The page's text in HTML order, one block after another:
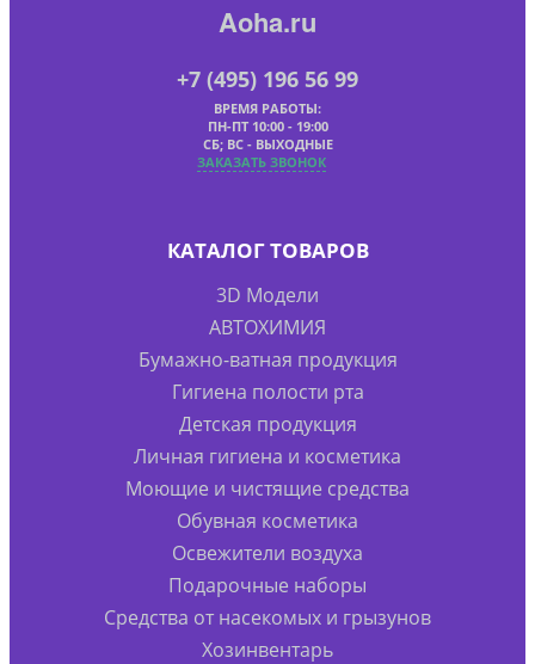
Aoha.ru
+7 (495) 196 56 99
ВРЕМЯ РАБОТЫ:
ПН-ПТ 10:00 - 19:00
СБ; ВС - ВЫХОДНЫЕ
ЗАКАЗАТЬ ЗВОНОК
КАТАЛОГ ТОВАРОВ
3D Модели
АВТОХИМИЯ
Бумажно-ватная продукция
Гигиена полости рта
Детская продукция
Личная гигиена и косметика
Моющие и чистящие средства
Обувная косметика
Освежители воздуха
Подарочные наборы
Средства от насекомых и грызунов
Хозинвентарь